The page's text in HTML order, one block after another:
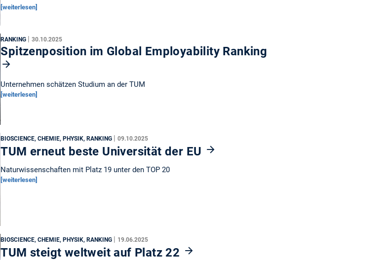
[weiterlesen]
RANKING |30.10.2025
Spitzenposition im Global Employability Ranking
Unternehmen schätzen Studium an der TUM
[weiterlesen]
BIOSCIENCE, CHEMIE, PHYSIK, RANKING |09.10.2025
TUM erneut beste Universität der EU
Naturwissenschaften mit Platz 19 unter den TOP 20
[weiterlesen]
BIOSCIENCE, CHEMIE, PHYSIK, RANKING | 19.06.2025
TUM steigt weltweit auf Platz 22